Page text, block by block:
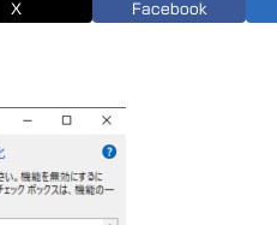
X Facebook